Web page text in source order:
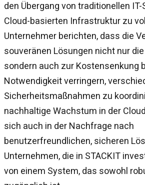
den Übergang von traditionellen
Cloud-basierten Infrastruktur zu
Unternehmer berichten, dass die
souveränen Lösungen nicht nur
sondern auch zur Kostensenkung
Notwendigkeit verringern,
Sicherheitsmaßnahmen zu
nachhaltige Wachstum in der
sich auch in der Nachfrage nach
benutzerfreundlichen, sicheren
Unternehmen, die in STACKIT
von einem System, das sowohl